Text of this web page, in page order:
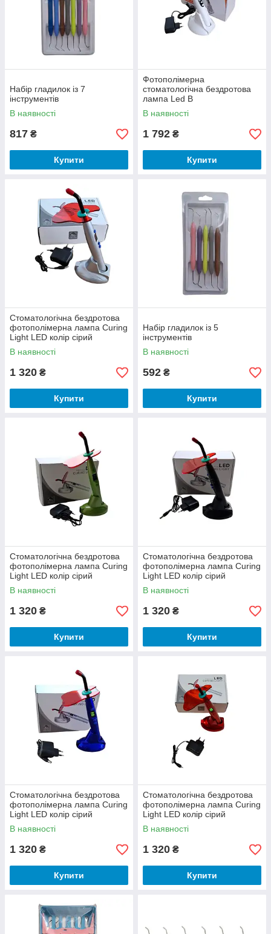
Набір гладилок із 7
інструментів
В наявності
817 ₴
Купити
Фотополімерна
стоматологічна бездротова
лампа Led B
В наявності
1 792 ₴
Купити
Стоматологічна бездротова
фотополімерна лампа Curing
Light LED колір сірий
В наявності
1 320 ₴
Купити
Набір гладилок із 5
інструментів
В наявності
592 ₴
Купити
Стоматологічна бездротова
фотополімерна лампа Curing
Light LED колір сірий
В наявності
1 320 ₴
Купити
Стоматологічна бездротова
фотополімерна лампа Curing
Light LED колір сірий
В наявності
1 320 ₴
Купити
Стоматологічна бездротова
фотополімерна лампа Curing
Light LED колір сірий
В наявності
1 320 ₴
Купити
Стоматологічна бездротова
фотополімерна лампа Curing
Light LED колір сірий
В наявності
1 320 ₴
Купити